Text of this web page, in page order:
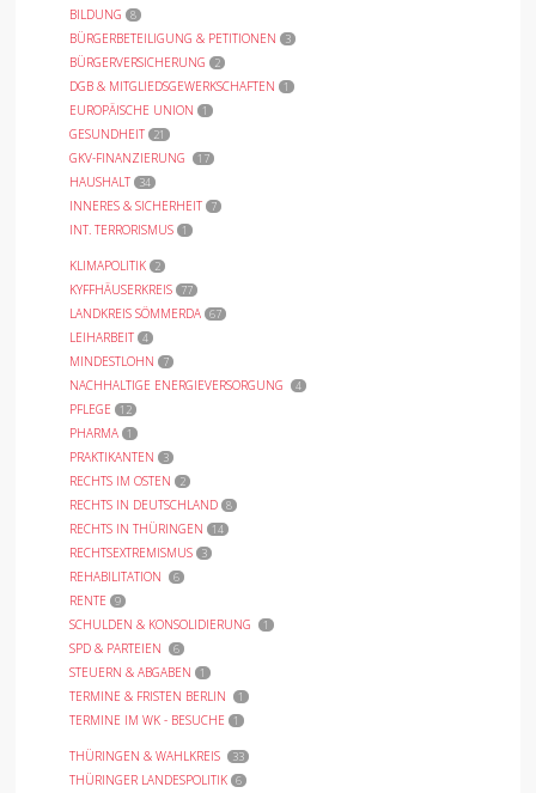
BILDUNG 8
BÜRGERBETEILIGUNG & PETITIONEN 3
BÜRGERVERSICHERUNG 2
DGB & MITGLIEDSGEWERKSCHAFTEN 1
EUROPÄISCHE UNION 1
GESUNDHEIT 21
GKV-FINANZIERUNG 17
HAUSHALT 34
INNERES & SICHERHEIT 7
INT. TERRORISMUS 1
KLIMAPOLITIK 2
KYFFHÄUSERKREIS 77
LANDKREIS SÖMMERDA 67
LEIHARBEIT 4
MINDESTLOHN 7
NACHHALTIGE ENERGIEVERSORGUNG 4
PFLEGE 12
PHARMA 1
PRAKTIKANTEN 3
RECHTS IM OSTEN 2
RECHTS IN DEUTSCHLAND 8
RECHTS IN THÜRINGEN 14
RECHTSEXTREMISMUS 3
REHABILITATION 6
RENTE 9
SCHULDEN & KONSOLIDIERUNG 1
SPD & PARTEIEN 6
STEUERN & ABGABEN 1
TERMINE & FRISTEN BERLIN 1
TERMINE IM WK - BESUCHE 1
THÜRINGEN & WAHLKREIS 33
THÜRINGER LANDESPOLITIK 6